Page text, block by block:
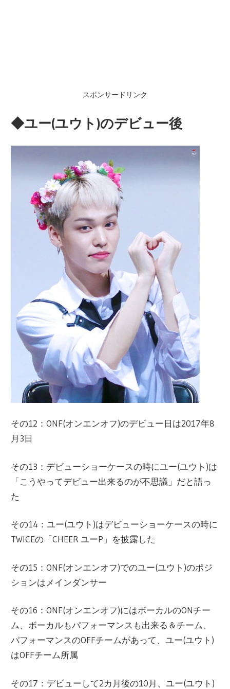
スポンサードリンク
◆ユー(ユウト)のデビュー後
その12：ONF(オンエンオフ)のデビュー日は2017年8
月3日
その13：デビューショーケースの時にユー(ユウト)は
「こうやってデビュー出来るのが不思議」だと語っ
た
その14：ユー(ユウト)はデビューショーケースの時に
TWICEの「CHEER ユーP」を披露した
その15：ONF(オンエンオフ)でのユー(ユウト)のポジ
ションはメインダンサー
その16：ONF(オンエンオフ)にはボーカルのONチー
ム、ボーカルもパフォーマンスも出来る＆チーム、
パフォーマンスのOFFチームがあって、ユー(ユウト)
はOFFチーム所属
その17：デビューして2カ月後の10月、ユー(ユウト)